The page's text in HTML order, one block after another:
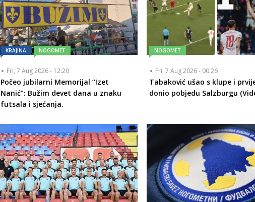
KRAJINA NOGOMET
Fri, 7 Aug 2026 - 12:20
Počeo jubilarni Memorijal “Izet
Nanić”: Bužim devet dana u znaku
futsala i sjećanja.
NOGOMET
Fri, 7 Aug 2026 - 00:26
Tabaković ušao s klupe i
donio pobjedu Salzburgu